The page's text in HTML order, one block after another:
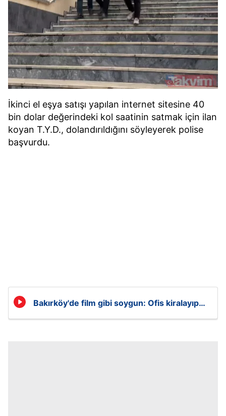
İkinci el eşya satışı yapılan internet sitesine 40
bin dolar değerindeki kol saatinin satmak için ilan
koyan T.Y.D., dolandırıldığını söyleyerek polise
başvurdu.
Bakırköy'de film gibi soygun: Ofis kiralayıp